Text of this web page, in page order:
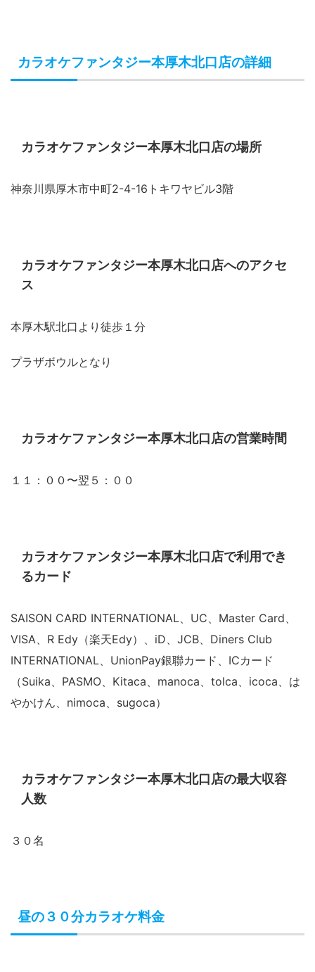
カラオケファンタジー本厚木北口店の詳細
カラオケファンタジー本厚木北口店の場所
神奈川県厚木市中町2-4-16トキワヤビル3階
カラオケファンタジー本厚木北口店へのアクセ
ス
本厚木駅北口より徒歩１分
プラザボウルとなり
カラオケファンタジー本厚木北口店の営業時間
１１：００〜翌５：００
カラオケファンタジー本厚木北口店で利用でき
るカード
SAISON CARD INTERNATIONAL、UC、Master Card、
VISA、R Edy（楽天Edy）、iD、JCB、Diners Club
INTERNATIONAL、UnionPay銀聯カード、ICカード
（Suika、PASMO、Kitaca、manoca、tolca、icoca、は
やかけん、nimoca、sugoca）
カラオケファンタジー本厚木北口店の最大収容
人数
３０名
昼の３０分カラオケ料金